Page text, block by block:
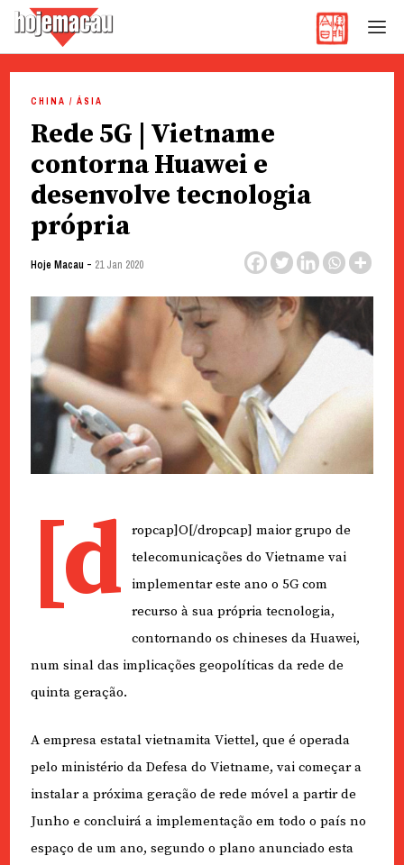
content
CHINA / ÁSIA
Rede 5G | Vietname
contorna Huawei e
desenvolve tecnologia
própria
Hoje Macau - 21 Jan 2020
[d
ropcap]O[/dropcap] maior grupo de
telecomunicações do Vietname vai
implementar este ano o 5G com
recurso à sua própria tecnologia,
contornando os chineses da Huawei,
num sinal das implicações geopolíticas da rede de
quinta geração.
A empresa estatal vietnamita Viettel, que é operada
pelo ministério da Defesa do Vietname, vai começar a
instalar a próxima geração de rede móvel a partir de
Junho e concluirá a implementação em todo o país no
espaço de um ano, segundo o plano anunciado esta